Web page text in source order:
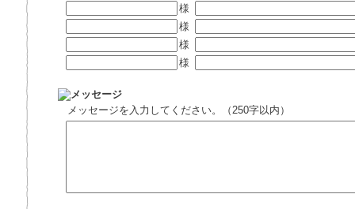
様
様
様
様
メッセージを入力してください。（250字以内）